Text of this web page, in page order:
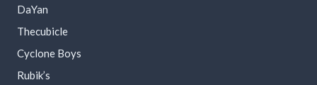
DaYan
Thecubicle
Cyclone Boys
Rubik’s